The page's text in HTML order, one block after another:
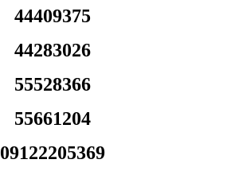
44409375
44283026
55528366
55661204
09122205369